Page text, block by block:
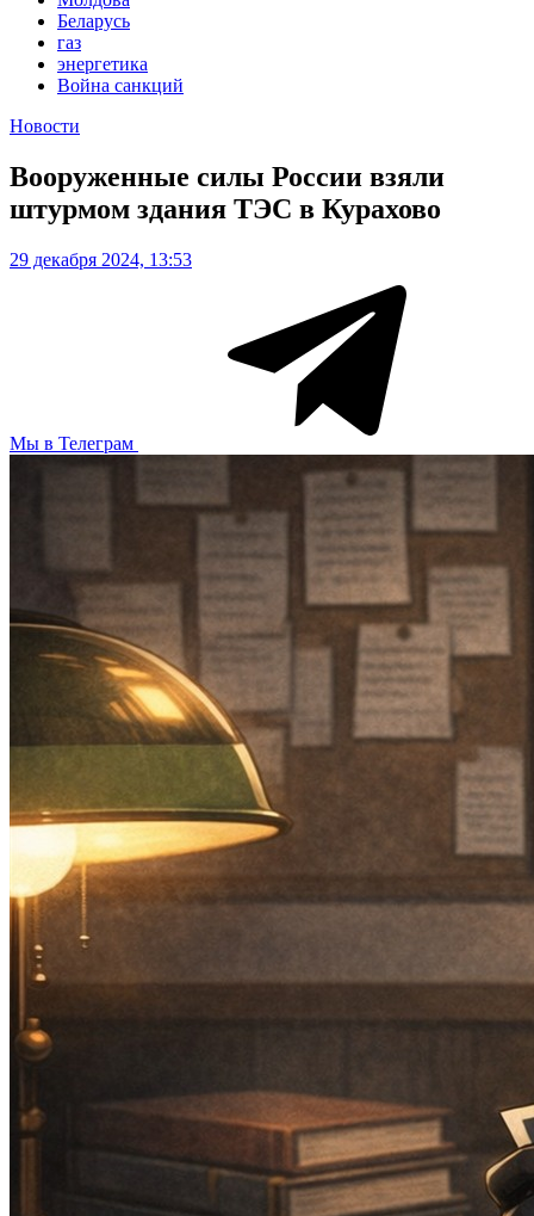
Беларусь
газ
энергетика
Война санкций
Новости
Вооруженные силы России взяли
штурмом здания ТЭС в Курахово
29 декабря 2024, 13:53
Мы в Телеграм